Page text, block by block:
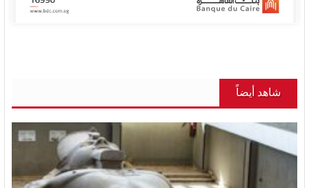
شاهد أيضاً